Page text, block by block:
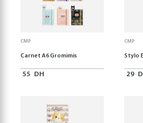
CMP
Carnet A6 Gromimis
55 DH
CMP
Stylo
29